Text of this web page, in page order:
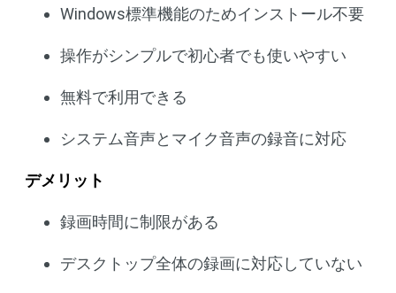
Windows標準機能のためインストール不要
操作がシンプルで初心者でも使いやすい
無料で利用できる
システム音声とマイク音声の録音に対応
デメリット
録画時間に制限がある
デスクトップ全体の録画に対応していない